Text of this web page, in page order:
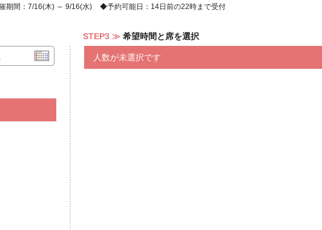
節と共に／海老と野菜のハワイアンか
ケーキ
島豆腐ロミロミサーモン／かぼちゃの
期間：7/16(木) ～ 9/16(水) 予約可能日：14日前の22時まで受付
STEP3 希望時間と席を選択
人数が未選択です